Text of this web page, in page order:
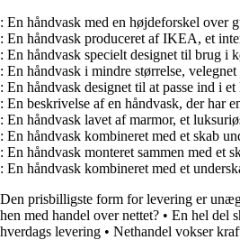
: En håndvask med en højdeforskel over
: En håndvask produceret af IKEA, et
: En håndvask specielt designet til brug i
: En håndvask i mindre størrelse,
: En håndvask designet til at passe ind i
: En beskrivelse af en håndvask, der har
: En håndvask lavet af marmor, et
: En håndvask kombineret med et skab
: En håndvask monteret sammen med et
: En håndvask kombineret med et
Den prisbilligste form for levering er
hen med handel over nettet? • En hel del
hverdags levering • Nethandel vokser